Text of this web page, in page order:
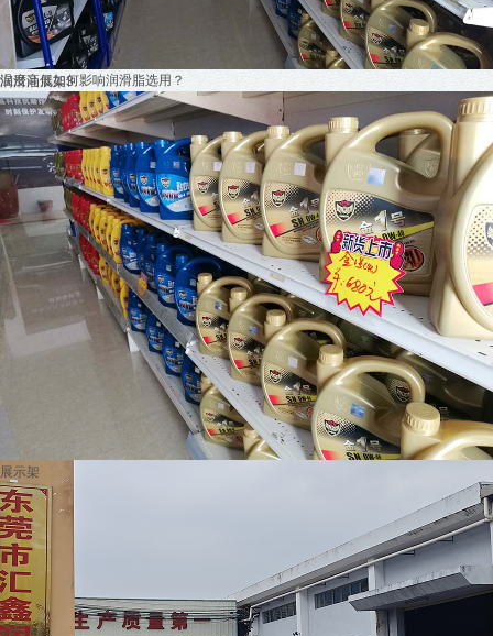
润滑油展架3
展示架
+MORE常见问题
5000公里换一次机油是错误的吗？机
你能设想失去润滑油后世界会发生什么变化吗？”一提到机油，人们就会想到这样的广
告语。机油有着发动机血液之
温度高低如何影响润滑脂选用？
在选购润滑脂时，使用时的温度范围是我们要考虑的一个因素。润滑脂具有一定的使
用温度范围，不同的润滑脂适用
发动机抱瓦的几种常见原因？应如何
对于卡车司机来说，出现“发动机抱瓦”的情况是很痛苦的。因为发动机一旦抱瓦，不
仅耽误运输还可能要支付高额
全合成机油的使用周期是否可以超
全合成机油的使用时间能否超过一年？实际上这本就是仁者见仁、智者见智的问题。
相信各位老车友都知道全合成机
+MORE
新闻动态